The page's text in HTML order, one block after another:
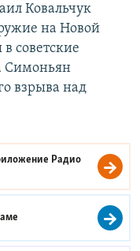
Ковальчук
на Новой
советские
Симоньян
взрыва над
Радио